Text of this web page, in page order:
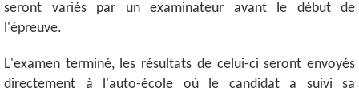
seront variés par un examinateur avant le début de
l'épreuve.
L'examen terminé, les résultats de celui-ci seront envoyés
directement à l'auto-école où le candidat a suivi sa